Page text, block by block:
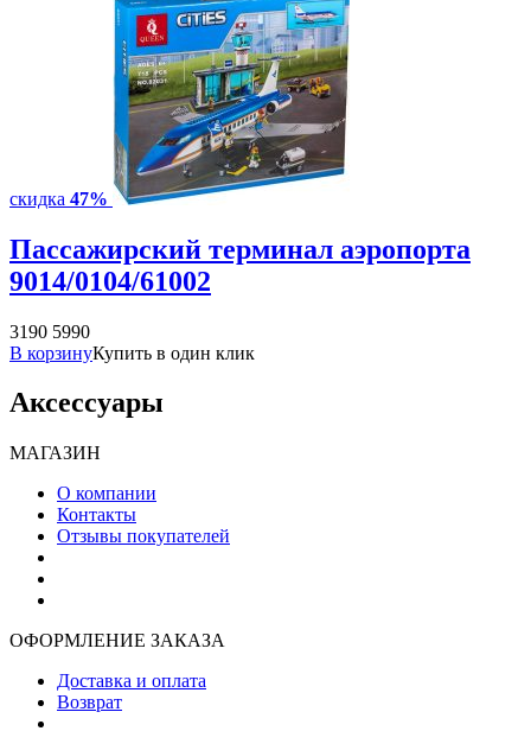
скидка 47%
Пассажирский терминал аэропорта
9014/0104/61002
3190 5990
В корзинуКупить в один клик
Аксессуары
МАГАЗИН
О компании
Контакты
Отзывы покупателей
ОФОРМЛЕНИЕ ЗАКАЗА
Доставка и оплата
Возврат